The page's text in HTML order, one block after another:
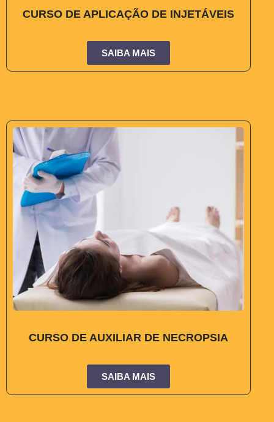
CURSO DE APLICAÇÃO DE INJETÁVEIS
SAIBA MAIS
CURSO DE AUXILIAR DE NECROPSIA
SAIBA MAIS